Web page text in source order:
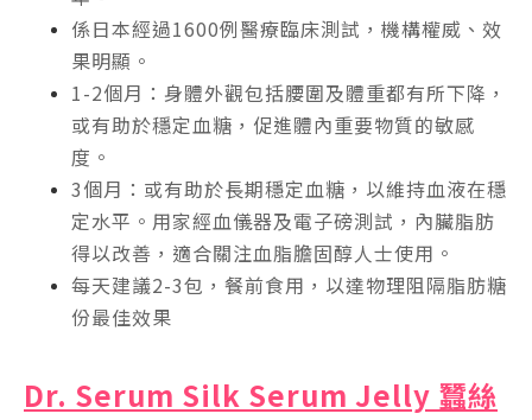
係日本經過1600例醫療臨床測試，機構權威、效
果明顯。
1-2個月：身體外觀包括腰圍及體重都有所下降，
或有助於穩定血糖，促進體內重要物質的敏感
度。
3個月：或有助於長期穩定血糖，以維持血液在穩
定水平。用家經血儀器及電子磅測試，內臟脂肪
得以改善，適合關注血脂膽固醇人士使用。
每天建議2-3包，餐前食用，以達物理阻隔脂肪糖
份最佳效果
Dr. Serum Silk Serum Jelly 蠶絲